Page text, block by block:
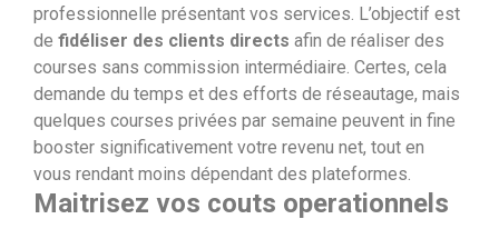
professionnelle présentant vos services. L’objectif est
de fidéliser des clients directs afin de réaliser des
courses sans commission intermédiaire. Certes, cela
demande du temps et des efforts de réseautage, mais
quelques courses privées par semaine peuvent in fine
booster significativement votre revenu net, tout en
vous rendant moins dépendant des plateformes.
Maitrisez vos couts operationnels